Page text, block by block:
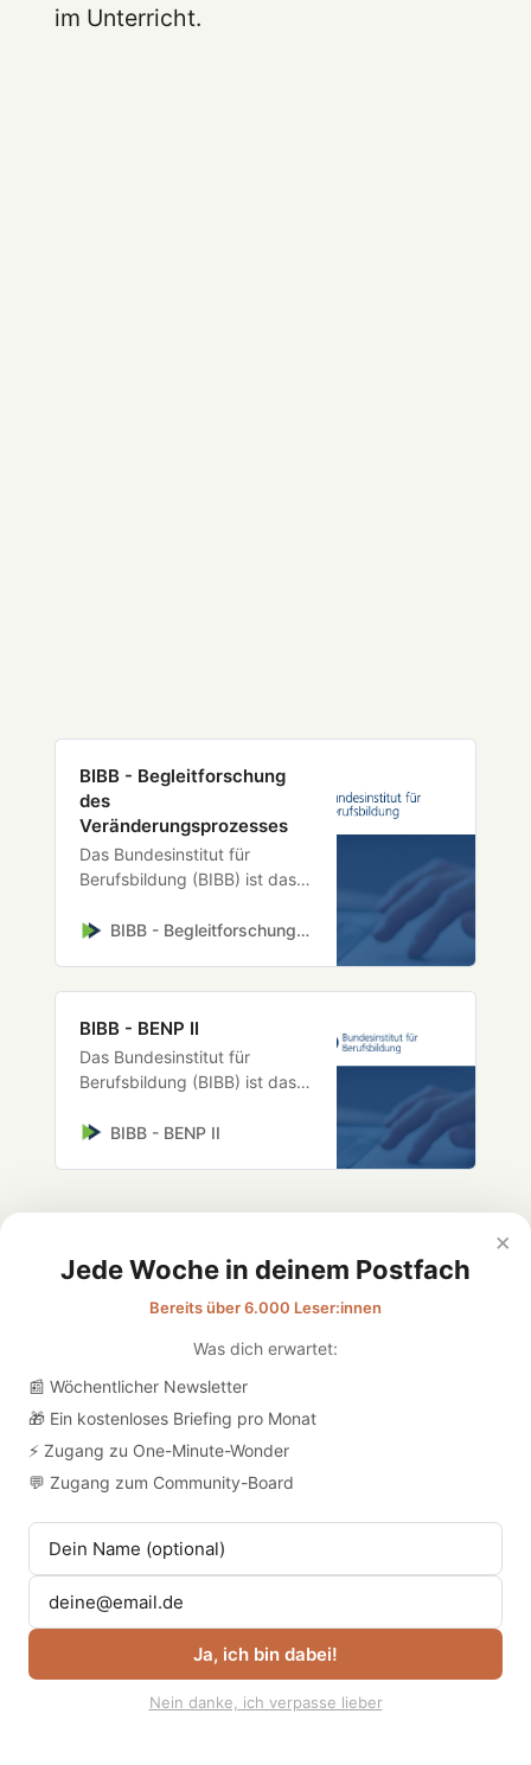
im Unterricht.
BIBB - Begleitforschung
des
Veränderungsprozesses
Das Bundesinstitut für
Berufsbildung (BIBB) ist das
Kompetenzzentrum zur
Weiterbildung in Deutschland.
BIBB - Begleitforschung des Veränderungsprozesses
BIBB - BENP II
Das Bundesinstitut für
Berufsbildung (BIBB) ist das
Kompetenzzentrum zur
BIBB - BENP II
×
Jede Woche in deinem Postfach
Bereits über 6.000 Leser:innen
Was dich erwartet:
📰 Wöchentlicher Newsletter
🎁 Ein kostenloses Briefing pro Monat
⚡ Zugang zu One-Minute-Wonder
💬 Zugang zum Community-Board
Ja, ich bin dabei!
Nein danke, ich verpasse lieber